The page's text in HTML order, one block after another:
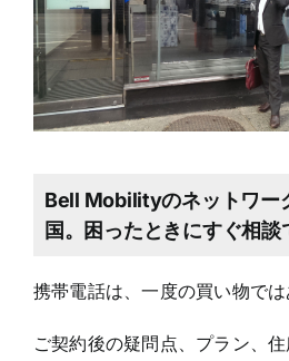
Bell Mobilityのネットワー
国。困ったときにすぐ相談
携帯電話は、一度の買い物では
ご契約後の疑問点、プラン、